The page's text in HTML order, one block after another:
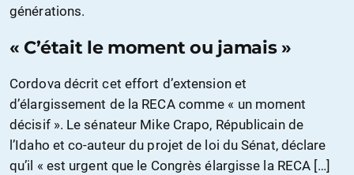
générations.
« C’était le moment ou jamais »
Cordova décrit cet effort d’extension et
d’élargissement de la RECA comme « un moment
décisif ». Le sénateur Mike Crapo, Républicain de
l’Idaho et co-auteur du projet de loi du Sénat, déclare
qu’il « est urgent que le Congrès élargisse la RECA […]